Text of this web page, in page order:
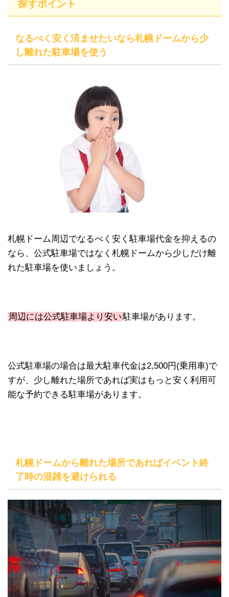
探すポイント
なるべく安く済ませたいなら札幌ドームから少
し離れた駐車場を使う
札幌ドーム周辺でなるべく安く駐車場代金を抑えるの
なら、公式駐車場ではなく札幌ドームから少しだけ離
れた駐車場を使いましょう。
周辺には公式駐車場より安い駐車場があります。
公式駐車場の場合は最大駐車代金は2,500円(乗用車)で
すが、少し離れた場所であれば実はもっと安く利用可
能な予約できる駐車場があります。
札幌ドームから離れた場所であればイベント終
了時の混雑を避けられる